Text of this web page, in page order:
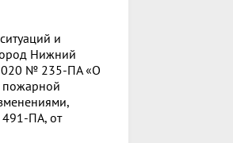
и
Нижний
№ 235-ПА «О
пожарной
ПА, от